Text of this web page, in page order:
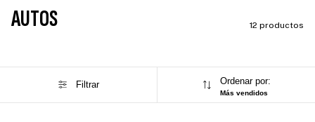
AUTOS 12 productos
Filtrar Ordenar por:
Más vendidos